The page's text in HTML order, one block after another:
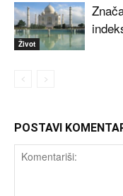
Život
POSTAVI